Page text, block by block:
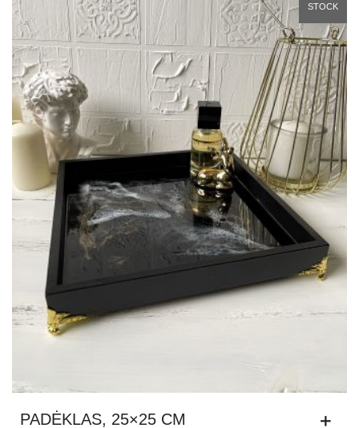
STOCK
PADĖKLAS, 25×25 CM